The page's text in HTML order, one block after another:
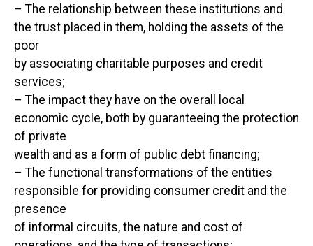
– The relationship between these institutions and
the trust placed in them, holding the assets of the
poor
by associating charitable purposes and credit
services;
– The impact they have on the overall local
economic cycle, both by guaranteeing the protection
of private
wealth and as a form of public debt financing;
– The functional transformations of the entities
responsible for providing consumer credit and the
presence
of informal circuits, the nature and cost of